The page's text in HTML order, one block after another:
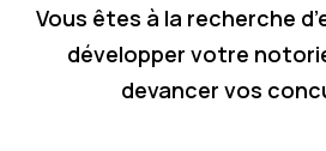
Vous êtes à la recherche
développer votre
devancer vos